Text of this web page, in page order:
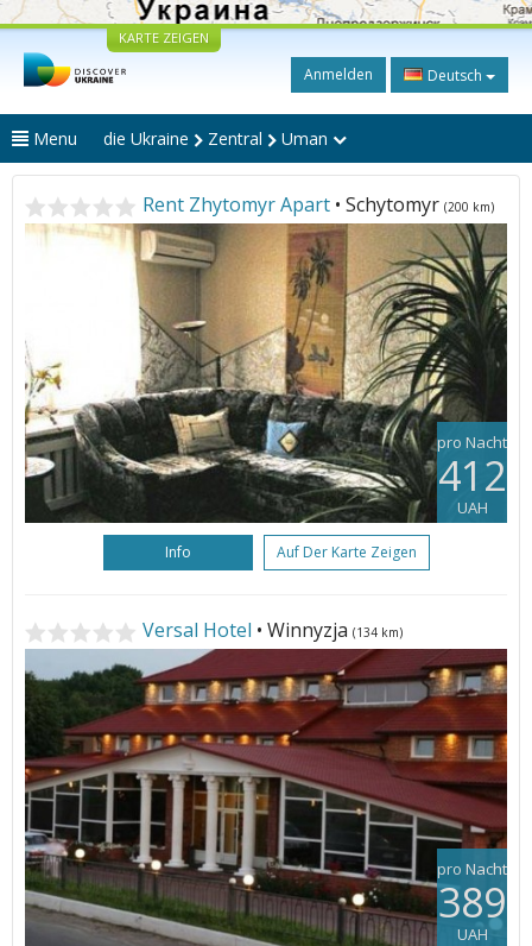
KARTE ZEIGEN
Anmelden Deutsch
Menu die Ukraine Zentral Uman
Rent Zhytomyr Apart • Schytomyr (200 km)
pro Nacht
412
UAH
Info Auf Der Karte Zeigen
Versal Hotel • Winnyzja (134 km)
pro Nacht
389
UAH